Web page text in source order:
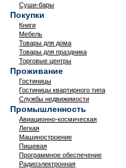
Суши-бары
Покупки
Книги
Мебель
Товары для дома
Товары для праздника
Торговые центры
Проживание
Гостиницы
Гостиницы квартирного типа
Службы недвижимости
Промышленность
Авиационно-космическая
Легкая
Машиностроение
Пищевая
Программное обеспечение
Радиоэлектронная